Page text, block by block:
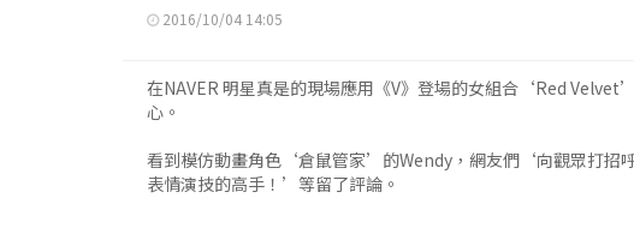
2016/10/04 14:05
在NAVER 明星真是的現場應用《V》登場的女組合‘Red
心。
看到模仿動畫角色‘倉鼠管家’的Wendy，網友們‘向觀眾打
表情演技的高手！’等留了評論。